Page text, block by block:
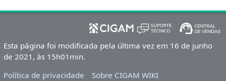
Esta página foi modificada pela última vez em 16 de junho
de 2021, às 15h01min.
Política de privacidade
Sobre CIGAM WIKI